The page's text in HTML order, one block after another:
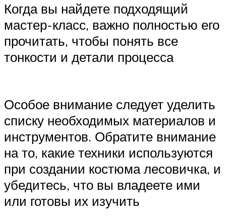
Когда вы найдете подходящий
мастер-класс, важно полностью его
прочитать, чтобы понять все
тонкости и детали процесса
Особое внимание следует уделить
списку необходимых материалов и
инструментов. Обратите внимание
на то, какие техники используются
при создании костюма лесовичка, и
убедитесь, что вы владеете ими
или готовы их изучить